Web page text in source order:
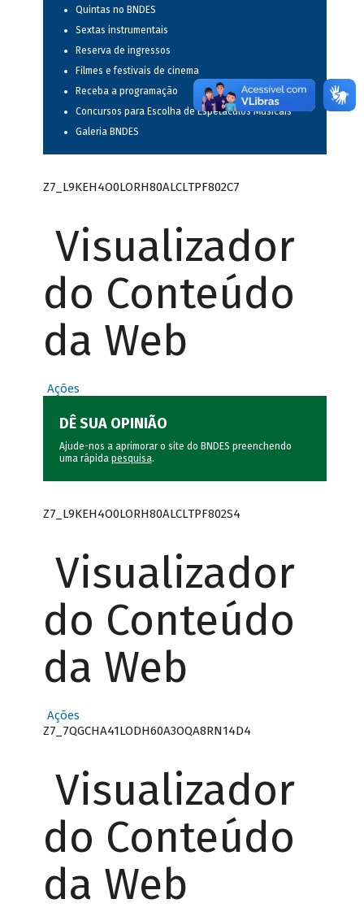
Quintas no BNDES
Sextas instrumentais
Reserva de ingressos
Filmes e festivais de cinema
Receba a programação
Concursos para Escolha de Espetáculos Musicais
Galeria BNDES
Z7_L9KEH4O0LORH80ALCLTPF802C7
Visualizador
do Conteúdo
da Web
Ações
DÊ SUA OPINIÃO
Ajude-nos a aprimorar o site do BNDES preenchendo
uma rápida pesquisa.
Z7_L9KEH4O0LORH80ALCLTPF802S4
Visualizador
do Conteúdo
da Web
Ações
Z7_7QGCHA41LODH60A3OQA8RN14D4
Visualizador
do Conteúdo
da Web